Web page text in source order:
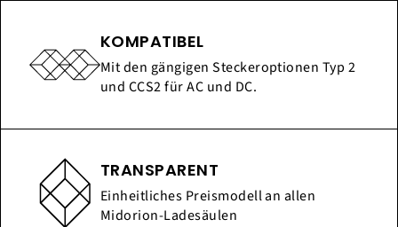
KOMPATIBEL
Mit den gängigen Steckeroptionen Typ 2
und CCS2 für AC und DC.
TRANSPARENT
Einheitliches Preismodell an allen
Midorion-Ladesäulen